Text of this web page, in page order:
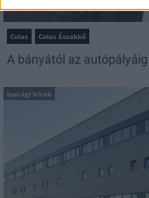
Colas Colas Északkő
A bányától az
Iparági hírek